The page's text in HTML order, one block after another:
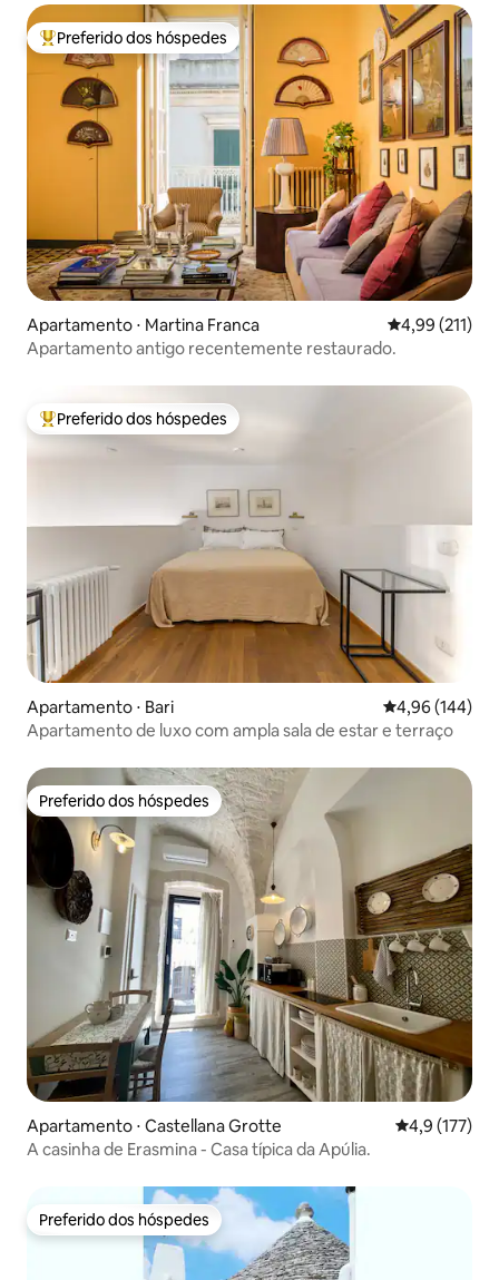
Entre os melhores preferidos dos hóspedes
Preferido dos hóspedes
Apartamento ⋅ Martina Franca 4,99 de uma
4,99 (211)
Apartamento antigo recentemente restaurado.
Entre os melhores preferidos dos hóspedes
Preferido dos hóspedes
Apartamento ⋅ Bari 4,96 de uma
4,96 (144)
Apartamento de luxo com ampla sala de estar e terraço
Preferido dos hóspedes
Preferido dos hóspedes
Apartamento ⋅ Castellana Grotte 4,9 de uma
4,9 (177)
A casinha de Erasmina - Casa típica da Apúlia.
Preferido dos hóspedes
Preferido dos hóspedes